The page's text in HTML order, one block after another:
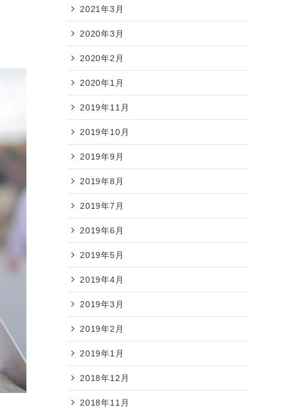
2021年3月
2020年3月
2020年2月
2020年1月
2019年11月
2019年10月
2019年9月
2019年8月
2019年7月
2019年6月
2019年5月
2019年4月
2019年3月
2019年2月
2019年1月
2018年12月
2018年11月